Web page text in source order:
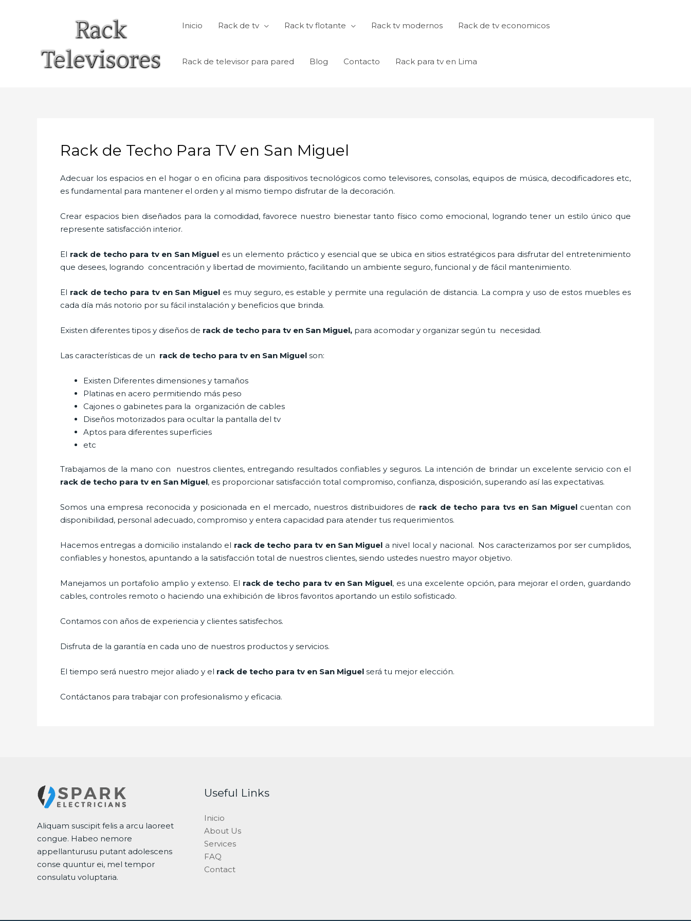
Inicio Rack de tv Rack tv flotante Rack tv modernos Rack de tv economicos
Rack de televisor para pared Blog Contacto Rack para tv en Lima
Rack de Techo Para TV en San Miguel
Adecuar los espacios en el hogar o en oficina para dispositivos tecnológicos como televisores, consolas, equipos de música, decodificadores etc,
es fundamental para mantener el orden y al mismo tiempo disfrutar de la decoración.
Crear espacios bien diseñados para la comodidad, favorece nuestro bienestar tanto físico como emocional, logrando tener un estilo único que
represente satisfacción interior.
El rack de techo para tv en San Miguel es un elemento práctico y esencial que se ubica en sitios estratégicos para disfrutar del entretenimiento
que desees, logrando concentración y libertad de movimiento, facilitando un ambiente seguro, funcional y de fácil mantenimiento.
El rack de techo para tven San Miguel es muy seguro, es estable y permite una regulación de distancia. La compra y uso de estos muebles es
cada día más notorio por su fácil instalación y beneficios que brinda.
Existen diferentes tipos y diseños de rack de techo para tv en San Miguel, para acomodar y organizar según tu necesidad.
Las características de un rack de techo para tv en San Miguel son:
Existen Diferentes dimensiones y tamaños
Platinas en acero permitiendo más peso
Cajones o gabinetes para la organización de cables
Diseños motorizados para ocultar la pantalla del tv
Aptos para diferentes superficies
etc
Trabajamos de la mano con nuestros clientes, entregando resultados confiables y seguros. La intención de brindar un excelente servicio con el
rack de techo para tv en San Miguel, es proporcionar satisfacción total compromiso, confianza, disposición, superando así las expectativas.
Somos una empresa reconocida y posicionada en el mercado, nuestros distribuidores de rack de techo para tvs en San Miguel cuentan con
disponibilidad, personal adecuado, compromiso y entera capacidad para atender tus requerimientos.
Hacemos entregas a domicilio instalando el rack de techo para tv en San Miguel a nivel local y nacional. Nos caracterizamos por ser cumplidos,
confiables y honestos, apuntando a la satisfacción total de nuestros clientes, siendo ustedes nuestro mayor objetivo.
Manejamos un portafolio amplio y extenso. El rack de techo para tv en San Miguel, es una excelente opción, para mejorar el orden, guardando
cables, controles remoto o haciendo una exhibición de libros favoritos aportando un estilo sofisticado.
Contamos con años de experiencia y clientes satisfechos.
Disfruta de la garantía en cada uno de nuestros productos y servicios.
El tiempo será nuestro mejor aliado y el rack de techo para tv en San Miguel será tu mejor elección.
Contáctanos para trabajar con profesionalismo y eficacia.
Aliquam suscipit felis a arcu laoreet
congue. Habeo nemore
appellanturusu putant adolescens
conse quuntur ei, mel tempor
consulatu voluptaria.
Useful Links
Inicio
About Us
Services
FAQ
Contact